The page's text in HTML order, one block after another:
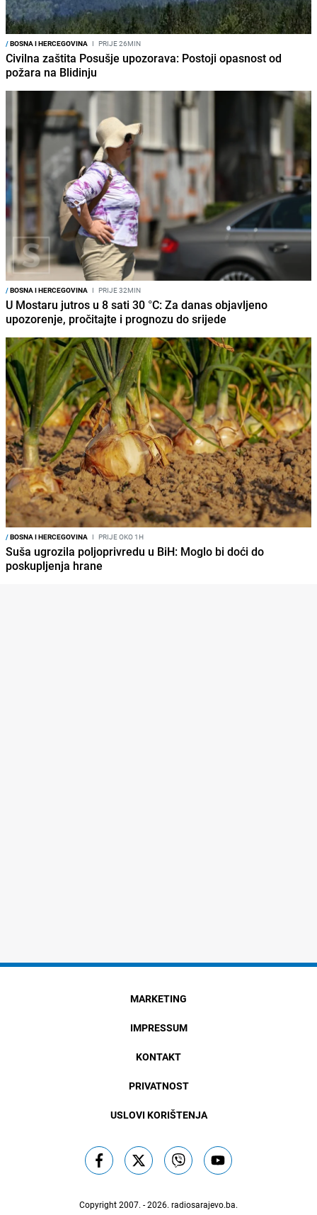
/BOSNA I HERCEGOVINA I PRIJE 26MIN
Civilna zaštita Posušje upozorava: Postoji opasnost od
požara na Blidinju
/BOSNA I HERCEGOVINA I PRIJE 32MIN
U Mostaru jutros u 8 sati 30 °C: Za danas objavljeno
upozorenje, pročitajte i prognozu do srijede
/BOSNA I HERCEGOVINA I PRIJE OKO 1H
Suša ugrozila poljoprivredu u BiH: Moglo bi doći do
poskupljenja hrane
MARKETING
IMPRESSUM
KONTAKT
PRIVATNOST
USLOVI KORIŠTENJA
Copyright 2007. - 2026. radiosarajevo.ba.